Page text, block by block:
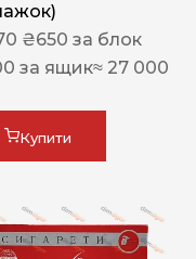
₴650 за блок
за ящик≈ 27 000
Купити